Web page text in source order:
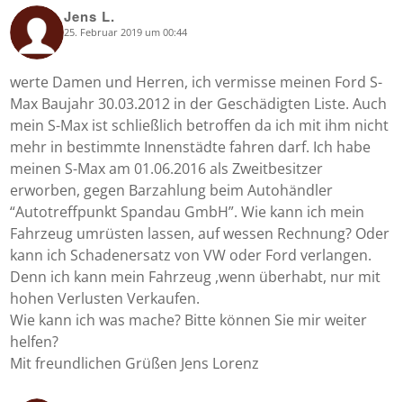
Jens L.
says: 25. Februar 2019 um 00:44
werte Damen und Herren, ich vermisse meinen Ford S-
Max Baujahr 30.03.2012 in der Geschädigten Liste. Auch
mein S-Max ist schließlich betroffen da ich mit ihm nicht
mehr in bestimmte Innenstädte fahren darf. Ich habe
meinen S-Max am 01.06.2016 als Zweitbesitzer
erworben, gegen Barzahlung beim Autohändler
“Autotreffpunkt Spandau GmbH”. Wie kann ich mein
Fahrzeug umrüsten lassen, auf wessen Rechnung? Oder
kann ich Schadenersatz von VW oder Ford verlangen.
Denn ich kann mein Fahrzeug ,wenn überhabt, nur mit
hohen Verlusten Verkaufen.
Wie kann ich was mache? Bitte können Sie mir weiter
helfen?
Mit freundlichen Grüßen Jens Lorenz